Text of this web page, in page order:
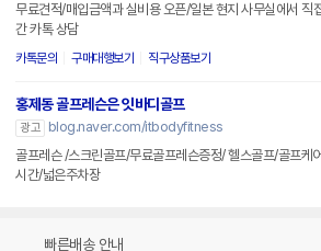
무료견적/매입금액과 실비용 오픈/일본 현지 사무실에서 직
간 카톡 상담
카톡문의 구매대행보기 직구상품보기
홍제동 골프레슨은 잇바디골프
광고
blog.naver.com/itbodyfitness
골프레슨 /스크린골프/무료골프레슨증정/ 헬스골프/골프케
시간/넓은주차장
빠른배송 안내